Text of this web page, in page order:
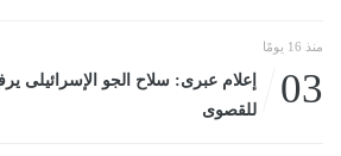
منذ 16 يومًا
03
إعلام عبرى: سلاح الجو الإسرائيلى
للقصوى